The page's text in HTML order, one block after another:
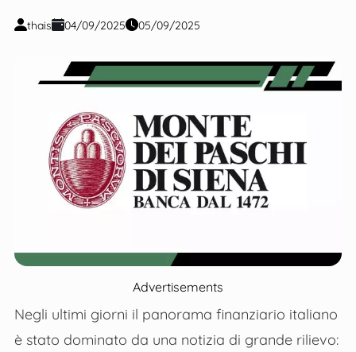
thais 04/09/2025 05/09/2025
Advertisements
Negli ultimi giorni il panorama finanziario italiano
è stato dominato da una notizia di grande rilievo: